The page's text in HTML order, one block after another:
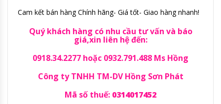
Cam kết bán hàng Chính hãng- Giá tốt- Giao hàng nhanh!
Quý khách hàng có nhu cầu tư vấn và báo
giá,xin liên hệ đến:
0918.34.2277 hoặc 0932.791.488 Ms Hồng
Công ty TNHH TM-DV Hồng Sơn Phát
Mã số thuế: 0314017452